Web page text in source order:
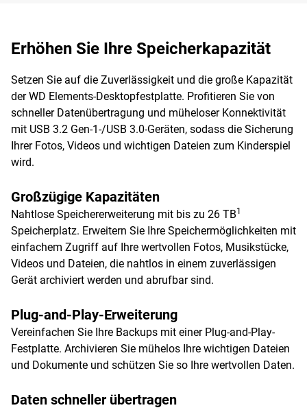
Erhöhen Sie Ihre Speicherkapazität
Setzen Sie auf die Zuverlässigkeit und die große Kapazität
der WD Elements-Desktopfestplatte. Profitieren Sie von
schneller Datenübertragung und müheloser Konnektivität
mit USB 3.2 Gen-1-/USB 3.0-Geräten, sodass die Sicherung
Ihrer Fotos, Videos und wichtigen Dateien zum Kinderspiel
wird.
Großzügige Kapazitäten
Nahtlose Speichererweiterung mit bis zu 26 TB1
Speicherplatz. Erweitern Sie Ihre Speichermöglichkeiten mit
einfachem Zugriff auf Ihre wertvollen Fotos, Musikstücke,
Videos und Dateien, die nahtlos in einem zuverlässigen
Gerät archiviert werden und abrufbar sind.
Plug-and-Play-Erweiterung
Vereinfachen Sie Ihre Backups mit einer Plug-and-Play-
Festplatte. Archivieren Sie mühelos Ihre wichtigen Dateien
und Dokumente und schützen Sie so Ihre wertvollen Daten.
Daten schneller übertragen